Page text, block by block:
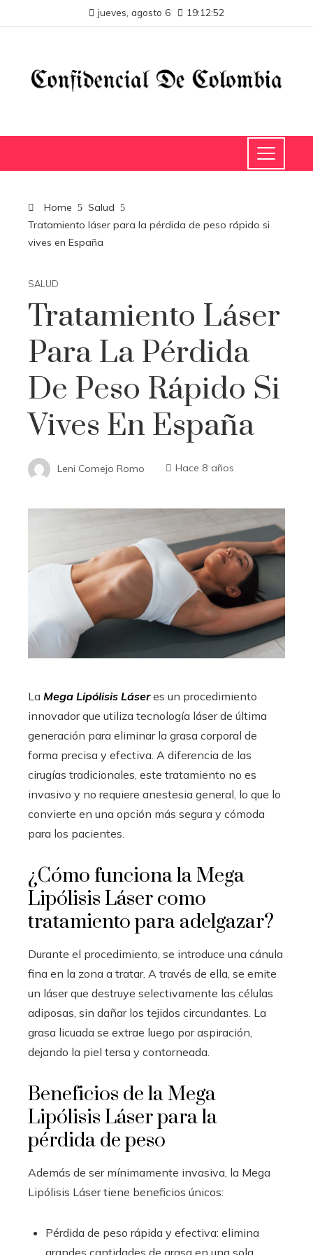
jueves, agosto 6 19:12:52
Home
Salud
Tratamiento láser para la pérdida de peso rápido si
vives en España
SALUD
Tratamiento Láser
Para La Pérdida
De Peso Rápido Si
Vives En España
Leni Comejo Romo Hace 8 años
La Mega Lipólisis Láseres un procedimiento
innovador que utiliza tecnología láser de última
generación para eliminar la grasa corporal de
forma precisa y efectiva. A diferencia de las
cirugías tradicionales, este tratamiento no es
invasivo y no requiere anestesia general, lo que lo
convierte en una opción más segura y cómoda
para los pacientes.
¿Cómo funciona la Mega
Lipólisis Láser como
tratamiento para adelgazar?
Durante el procedimiento, se introduce una cánula
fina en la zona a tratar. A través de ella, se emite
un láser que destruye selectivamente las células
adiposas, sin dañar los tejidos circundantes. La
grasa licuada se extrae luego por aspiración,
dejando la piel tersa y contorneada.
Beneficios de la Mega
Lipólisis Láser para la
pérdida de peso
Además de ser mínimamente invasiva, la Mega
Lipólisis Láser tiene beneficios únicos:
Pérdida de peso rápida y efectiva: elimina